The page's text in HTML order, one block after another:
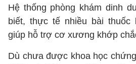
Hệ thống phòng khám dinh
biết, thực tế nhiều bài thuốc
giúp hỗ trợ cơ xương khớp
Dù chưa được khoa học